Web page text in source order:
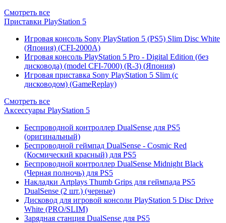
Смотреть все
Приставки PlayStation 5
Игровая консоль Sony PlayStation 5 (PS5) Slim Disc White
(Япония) (CFI-2000A)
Игровая консоль PlayStation 5 Pro - Digital Edition (без
дисковода) (model CFI-7000) (R-3) (Япония)
Игровая приставка Sony PlayStation 5 Slim (с
дисководом) (GameReplay)
Смотреть все
Аксессуары PlayStation 5
Беспроводной контроллер DualSense для PS5
(оригинальный)
Беспроводной геймпад DualSense - Cosmic Red
(Космический красный) для PS5
Беспроводной контроллер DualSense Midnight Black
(Черная полночь) для PS5
Накладки Artplays Thumb Grips для геймпада PS5
DualSense (2 шт.) (черные)
Дисковод для игровой консоли PlayStation 5 Disc Drive
White (PRO/SLIM)
Зарядная станция DualSense для PS5